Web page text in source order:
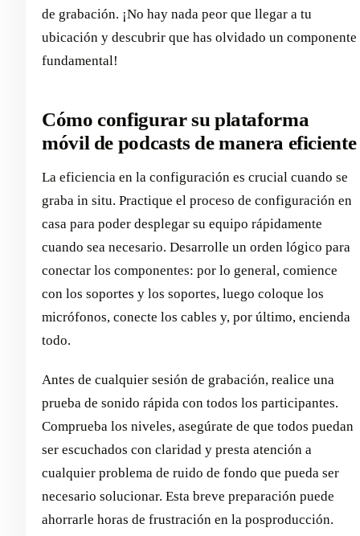
de grabación. ¡No hay nada peor que llegar a tu
ubicación y descubrir que has olvidado un componente
fundamental!
Cómo configurar su plataforma
móvil de podcasts de manera eficiente
La eficiencia en la configuración es crucial cuando se
graba in situ. Practique el proceso de configuración en
casa para poder desplegar su equipo rápidamente
cuando sea necesario. Desarrolle un orden lógico para
conectar los componentes: por lo general, comience
con los soportes y los soportes, luego coloque los
micrófonos, conecte los cables y, por último, encienda
todo.
Antes de cualquier sesión de grabación, realice una
prueba de sonido rápida con todos los participantes.
Comprueba los niveles, asegúrate de que todos puedan
ser escuchados con claridad y presta atención a
cualquier problema de ruido de fondo que pueda ser
necesario solucionar. Esta breve preparación puede
ahorrarle horas de frustración en la posproducción.